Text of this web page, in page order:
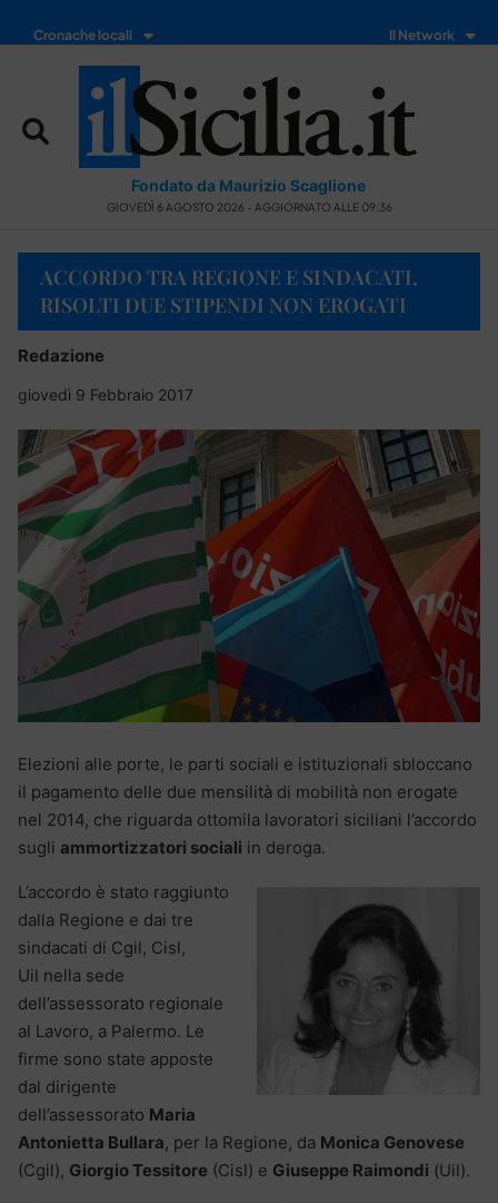
Cronache locali Il Network
Fondato da Maurizio Scaglione
GIOVEDÌ 6 AGOSTO 2026 - AGGIORNATO ALLE 09:36
ACCORDO TRA REGIONE E SINDACATI,
RISOLTI DUE STIPENDI NON EROGATI
Redazione
giovedì 9 Febbraio 2017
Elezioni alle porte, le parti sociali e istituzionali sbloccano
il pagamento delle due mensilità di mobilità non erogate
nel 2014, che riguarda ottomila lavoratori siciliani l’accordo
sugli ammortizzatori sociali in deroga.
L’accordo è stato raggiunto
dalla Regione e dai tre
sindacati di Cgil, Cisl,
Uil nella sede
dell’assessorato regionale
al Lavoro, a Palermo. Le
firme sono state apposte
dal dirigente
dell’assessorato Maria
Antonietta Bullara, per la Regione, da Monica Genovese
(Cgil), Giorgio Tessitore (Cisl) e Giuseppe Raimondi (Uil).